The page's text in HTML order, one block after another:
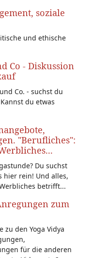
soziale
und ethische
Co - Diskussion
Co. - suchst du
du etwas
"Berufliches":
Du suchst
hier rein! Und alles,
betrifft...
zum
den Yoga Vidya
für die anderen